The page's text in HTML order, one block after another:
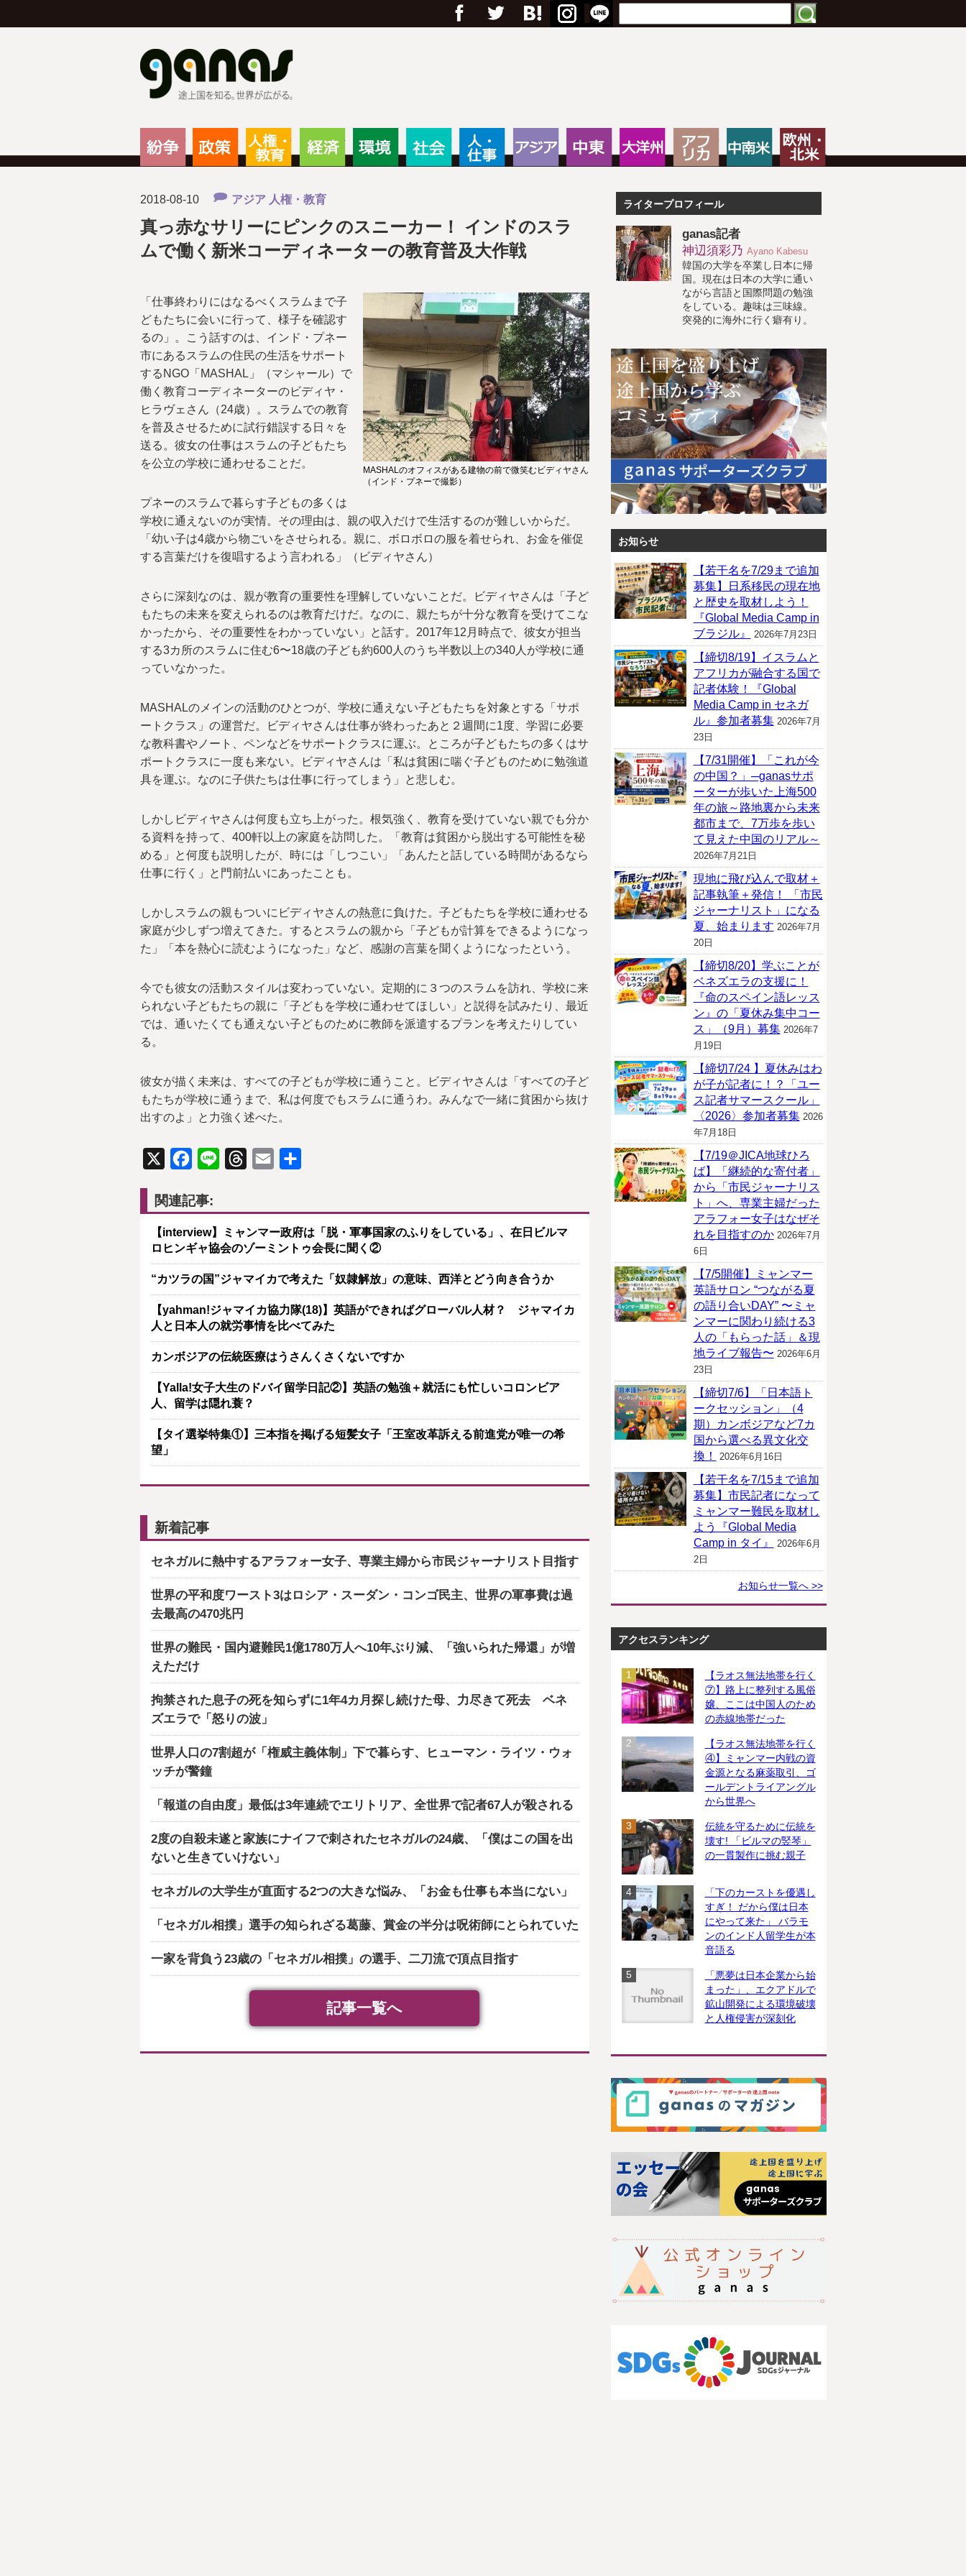
フェイスブック
Twitter Google+はてブ RSS
政策 社会 大洋州 中南米
2018-08-10 アジア 人権・教育
真っ赤なサリーにピンクのスニーカー！ インドのスラ
ムで働く新米コーディネーターの教育普及大作戦
MASHALのオフィスがある建物の前で微笑むビディヤさん
（インド・プネーで撮影）
「仕事終わりにはなるべくスラムまで子
どもたちに会いに行って、様子を確認す
るの」。こう話すのは、インド・プネー
市にあるスラムの住民の生活をサポート
するNGO「MASHAL」（マシャール）で
働く教育コーディネーターのビディヤ・
ヒラヴェさん（24歳）。スラムでの教育
を普及させるために試行錯誤する日々を
送る。彼女の仕事はスラムの子どもたち
を公立の学校に通わせることだ。
プネーのスラムで暮らす子どもの多くは
学校に通えないのが実情。その理由は、親の収入だけで生活するのが難しいからだ。
「幼い子は4歳から物ごいをさせられる。親に、ボロボロの服を着せられ、お金を催促
する言葉だけを復唱するよう言われる」（ビディヤさん）
さらに深刻なのは、親が教育の重要性を理解していないことだ。ビディヤさんは「子ど
もたちの未来を変えられるのは教育だけだ。なのに、親たちが十分な教育を受けてこな
かったから、その重要性をわかっていない」と話す。2017年12月時点で、彼女が担当
する3カ所のスラムに住む6〜18歳の子ども約600人のうち半数以上の340人が学校に通
っていなかった。
MASHALのメインの活動のひとつが、学校に通えない子どもたちを対象とする「サポ
ートクラス」の運営だ。ビディヤさんは仕事が終わったあと２週間に1度、学習に必要
な教科書やノート、ペンなどをサポートクラスに運ぶ。ところが子どもたちの多くはサ
ポートクラスに一度も来ない。ビディヤさんは「私は貧困に喘ぐ子どものために勉強道
具を運ぶ。なのに子供たちは仕事に行ってしまう」と悲しむ。
しかしビディヤさんは何度も立ち上がった。根気強く、教育を受けていない親でも分か
る資料を持って、400軒以上の家庭を訪問した。「教育は貧困から脱出する可能性を秘
める」と何度も説明したが、時には「しつこい」「あんたと話している時間があるなら
仕事に行く」と門前払いにあったことも。
しかしスラムの親もついにビディヤさんの熱意に負けた。子どもたちを学校に通わせる
家庭が少しずつ増えてきた。するとスラムの親から「子どもが計算をできるようになっ
た」「本を熱心に読むようになった」など、感謝の言葉を聞くようになったという。
今でも彼女の活動スタイルは変わっていない。定期的に３つのスラムを訪れ、学校に来
られない子どもたちの親に「子どもを学校に通わせてほしい」と説得を試みたり、最近
では、通いたくても通えない子どものために教師を派遣するプランを考えたりしてい
る。
彼女が描く未来は、すべての子どもが学校に通うこと。ビディヤさんは「すべての子ど
もたちが学校に通うまで、私は何度でもスラムに通うわ。みんなで一緒に貧困から抜け
出すのよ」と力強く述べた。
Facebook
Line ThreadsEmail
関連記事:
【interview】ミャンマー政府は「脱・軍事国家のふりをしている」、在日ビルマ
ロヒンギャ協会のゾーミントゥ会長に聞く②
“カツラの国”ジャマイカで考えた「奴隷解放」の意味、西洋とどう向き合うか
【yahman!ジャマイカ協力隊(18)】英語ができればグローバル人材？ ジャマイカ
人と日本人の就労事情を比べてみた
カンボジアの伝統医療はうさんくさくないですか
【Yalla!女子大生のドバイ留学日記②】英語の勉強＋就活にも忙しいコロンビア
人、留学は隠れ蓑？
【タイ選挙特集①】三本指を掲げる短髪女子「王室改革訴える前進党が唯一の希
望」
新着記事
セネガルに熱中するアラフォー女子、専業主婦から市民ジャーナリスト目指す
世界の平和度ワースト3はロシア・スーダン・コンゴ民主、世界の軍事費は過
去最高の470兆円
世界の難民・国内避難民1億1780万人へ10年ぶり減、「強いられた帰還」が増
えただけ
拘禁された息子の死を知らずに1年4カ月探し続けた母、力尽きて死去 ベネ
ズエラで「怒りの波」
世界人口の7割超が「権威主義体制」下で暮らす、ヒューマン・ライツ・ウォ
ッチが警鐘
「報道の自由度」最低は3年連続でエリトリア、全世界で記者67人が殺される
2度の自殺未遂と家族にナイフで刺されたセネガルの24歳、「僕はこの国を出
ないと生きていけない」
セネガルの大学生が直面する2つの大きな悩み、「お金も仕事も本当にない」
「セネガル相撲」選手の知られざる葛藤、賞金の半分は呪術師にとられていた
一家を背負う23歳の「セネガル相撲」の選手、二刀流で頂点目指す
記事一覧へ
ライタープロフィール
ganas記者
神辺須彩乃 Ayano Kabesu
韓国の大学を卒業し日本に帰
国。現在は日本の大学に通い
ながら言語と国際問題の勉強
をしている。趣味は三味線。
突発的に海外に行く癖有り。
お知らせ
【若干名を7/29まで追加
募集】日系移民の現在地
と歴史を取材しよう！
『Global Media Camp in
ブラジル』
2026年7月23日
【締切8/19】イスラムと
アフリカが融合する国で
記者体験！『Global
Media Camp in セネガ
ル』参加者募集 2026年7月
23日
【7/31開催】「これが今
の中国？」─ganasサポ
ーターが歩いた上海500
年の旅～路地裏から未来
都市まで、7万歩を歩い
て見えた中国のリアル～
2026年7月21日
現地に飛び込んで取材＋
記事執筆＋発信！ 「市民
ジャーナリスト」になる
夏、始まります 2026年7月
20日
【締切8/20】学ぶことが
ベネズエラの支援に！
『命のスペイン語レッス
ン』の「夏休み集中コー
ス」（9月）募集 2026年7
月19日
【締切7/24 】夏休みはわ
が子が記者に！？「ユー
ス記者サマースクール」
〈2026〉参加者募集 2026
年7月18日
【7/19＠JICA地球ひろ
ば】「継続的な寄付者」
から「市民ジャーナリス
ト」へ、専業主婦だった
アラフォー女子はなぜそ
れを目指すのか 2026年7月
6日
【7/5開催】ミャンマー
英語サロン “つながる夏
の語り合いDAY” 〜ミャ
ンマーに関わり続ける3
人の「もらった話」＆現
地ライブ報告〜 2026年6月
23日
【締切7/6】「日本語ト
ークセッション」（4
期）カンボジアなど7カ
国から選べる異文化交
換！
2026年6月16日
【若干名を7/15まで追加
募集】市民記者になって
ミャンマー難民を取材し
よう『Global Media
Camp in タイ』
2026年6月
2日
お知らせ一覧へ >>
アクセスランキング
【ラオス無法地帯を行く
⑦】路上に整列する風俗
嬢、ここは中国人のため
の赤線地帯だった
【ラオス無法地帯を行く
④】ミャンマー内戦の資
金源となる麻薬取引、ゴ
ールデントライアングル
から世界へ
伝統を守るために伝統を
壊す! 「ビルマの竪琴」
の一貫製作に挑む親子
「下のカーストを優遇し
すぎ！ だから僕は日本
にやって来た」 バラモ
ンのインド人留学生が本
音語る
「悪夢は日本企業から始
まった」、エクアドルで
鉱山開発による環境破壊
と人権侵害が深刻化